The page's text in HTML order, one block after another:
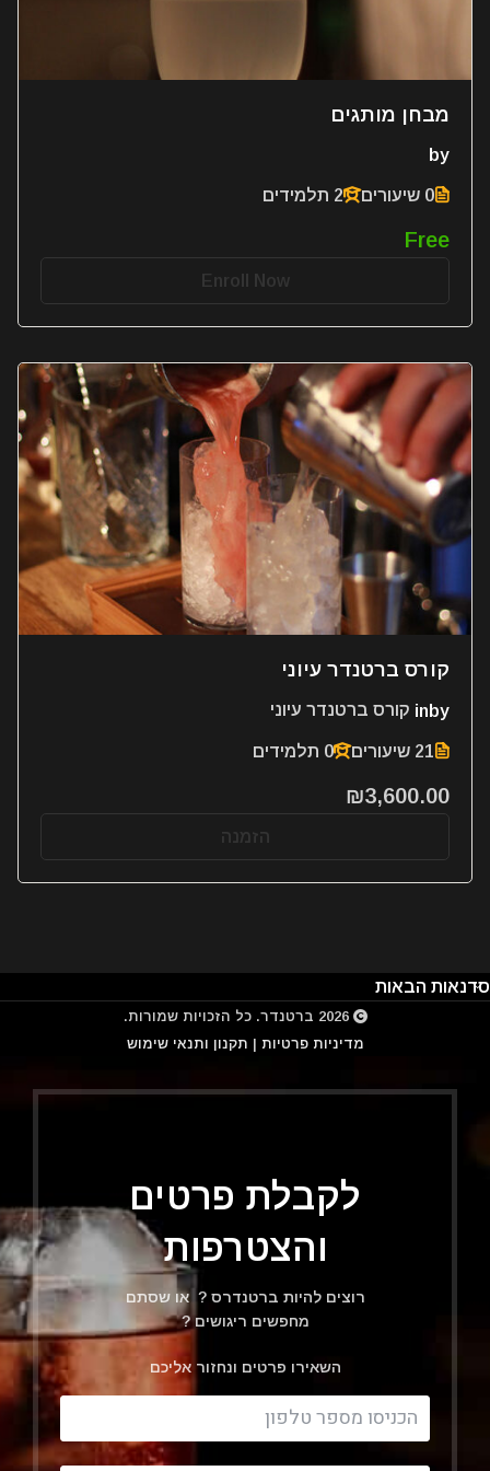
מבחן מותגים
by
0 שיעורים 2 תלמידים
Free
Enroll Now
קורס ברטנדר עיוני
by
in קורס ברטנדר עיוני
21 שיעורים 0 תלמידים
₪3,600.00
הזמנה
סדנאות הבאות
2026 ברטנדר. כל הזכויות שמורות.
מדיניות פרטיות | תקנון ותנאי שימוש
לקבלת פרטים
והצטרפות
רוצים להיות ברטנדרס ? או שסתם
מחפשים ריגושים ?
השאירו פרטים ונחזור אליכם